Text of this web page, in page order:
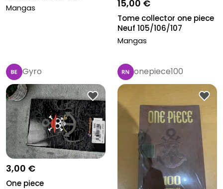
Mangas
15,00 €
Tome collector one piece
Neuf 105/106/107
Mangas
Gyro
3,00 €
One piece
onepiece100